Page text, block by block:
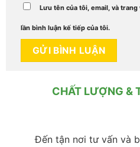
Lưu tên của tôi, email, và
lần bình luận kế tiếp của tôi.
CHẤT LƯỢNG &
Đến tận nơi tư vấn và